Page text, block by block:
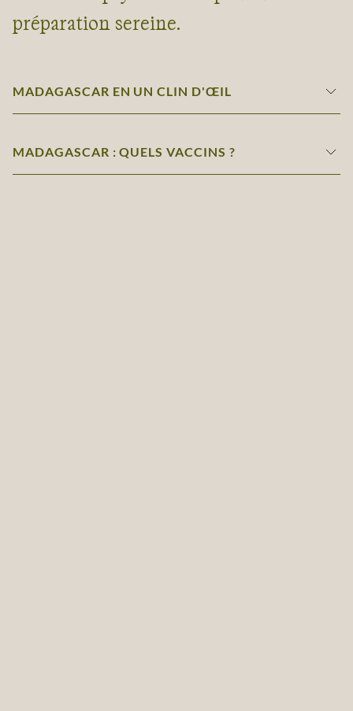
préparation sereine.
MADAGASCAR EN UN CLIN D'ŒIL
MADAGASCAR : QUELS VACCINS ?